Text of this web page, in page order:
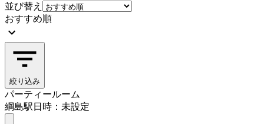
並び替え
おすすめ順
絞り込み
パーティールーム
綱島駅日時：未設定